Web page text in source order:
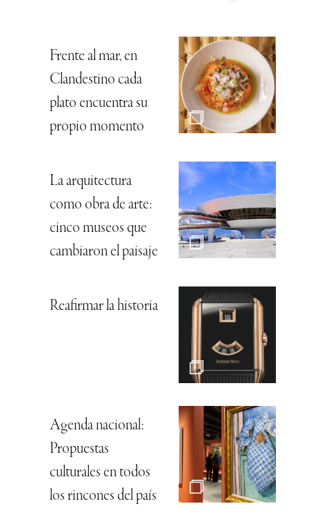
Frente al mar, en
Clandestino cada
plato encuentra su
propio momento
La arquitectura
como obra de arte:
cinco museos que
cambiaron el paisaje
Reafirmar la historia
Agenda nacional:
Propuestas
culturales en todos
los rincones del país